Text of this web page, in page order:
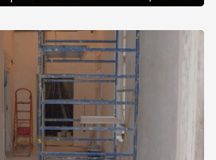
31 грудня 2021 р. Виконувала їх
Нею були виконані наступні
роботи: – відновлено сходи в
повністю […]